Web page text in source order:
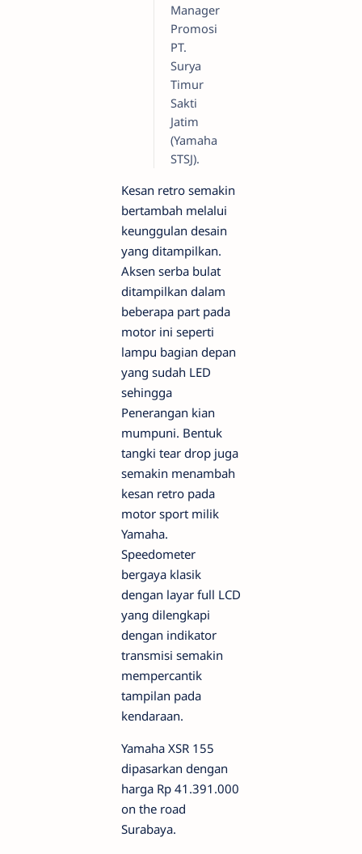
Manager
Promosi
PT.
Surya
Timur
Sakti
Jatim
(Yamaha
STSJ).
Kesan retro semakin
bertambah melalui
keunggulan desain
yang ditampilkan.
Aksen serba bulat
ditampilkan dalam
beberapa part pada
motor ini seperti
lampu bagian depan
yang sudah LED
sehingga
Penerangan kian
mumpuni. Bentuk
tangki tear drop juga
semakin menambah
kesan retro pada
motor sport milik
Yamaha.
Speedometer
bergaya klasik
dengan layar full LCD
yang dilengkapi
dengan indikator
transmisi semakin
mempercantik
tampilan pada
kendaraan.
Yamaha XSR 155
dipasarkan dengan
harga Rp 41.391.000
on the road
Surabaya.